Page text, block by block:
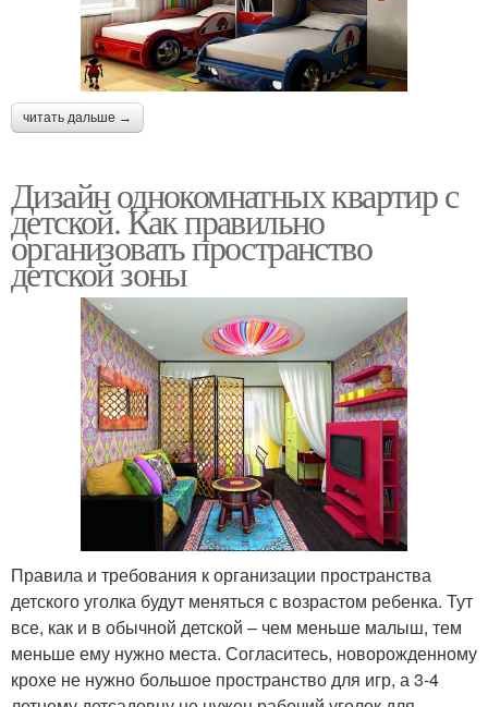
читать дальше →
Дизайн однокомнатных квартир с
детской. Как правильно
организовать пространство
детской зоны
Правила и требования к организации пространства
детского уголка будут меняться с возрастом ребенка. Тут
все, как и в обычной детской – чем меньше малыш, тем
меньше ему нужно места. Согласитесь, новорожденному
крохе не нужно большое пространство для игр, а 3-4